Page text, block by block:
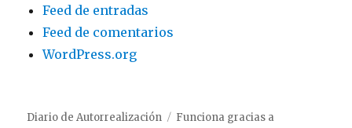
Feed de entradas
Feed de comentarios
WordPress.org
Diario de Autorrealización
Funciona gracias a